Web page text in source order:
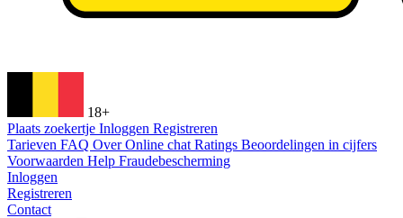
18+
Plaats zoekertje Inloggen Registreren
Tarieven FAQ OverOnline chat Ratings Beoordelingen in cijfers
Voorwaarden Help Fraudebescherming
Inloggen
Registreren
Contact